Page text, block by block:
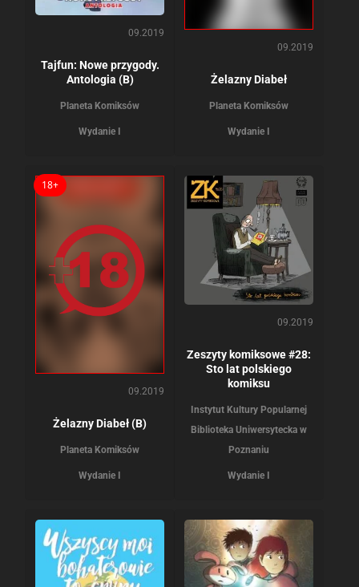
09.2019
Tajfun: Nowe przygody.
Antologia (B)
Planeta Komiksów
Wydanie I
09.2019
Żelazny Diabeł
Planeta Komiksów
Wydanie I
18+
09.2019
Żelazny Diabeł (B)
Planeta Komiksów
Wydanie I
09.2019
Zeszyty komiksowe #28:
Sto lat polskiego
komiksu
Instytut Kultury Popularnej
Biblioteka Uniwersytecka w
Poznaniu
Wydanie I